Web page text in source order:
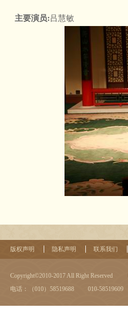
主要演员:吕慧敏
版权声明 隐私声明 联系我们
Copyright©2010-2017 All Right Reserved
电话：（010）58519688 010-58519609